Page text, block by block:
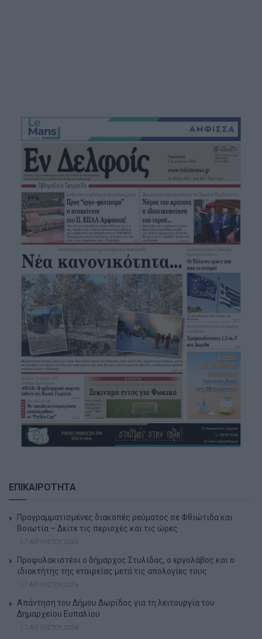
ΕΠΙΚΑΙΡΟΤΗΤΑ
Προγραμματισμένες διακοπές ρεύματος σε Φθιώτιδα και
Βοιωτία – Δείτε τις περιοχές και τις ώρες
7 ΑΥΓΟΎΣΤΟΥ, 2026
Προφυλακιστέοι ο δήμαρχος Στυλίδας, ο εργολάβος και ο
ιδιοκτήτης της εταιρείας μετά τις απολογίες τους
7 ΑΥΓΟΎΣΤΟΥ, 2026
Απάντηση του Δήμου Δωρίδος για τη λειτουργία του
Δημαρχείου Ευπαλίου
7 ΑΥΓΟΎΣΤΟΥ, 2026